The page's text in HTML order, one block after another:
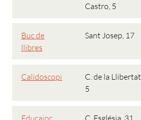
Castro, 5
Buc de
llibres
Sant Josep, 17
Calidoscopi
C. de la Llibertat,
5
Educajoc C. Església, 31